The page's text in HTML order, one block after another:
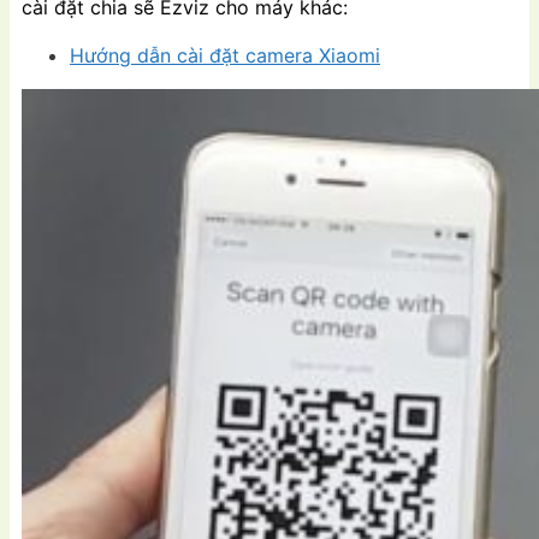
cài đặt chia sẽ Ezviz cho máy khác:
Hướng dẫn cài đặt camera Xiaomi